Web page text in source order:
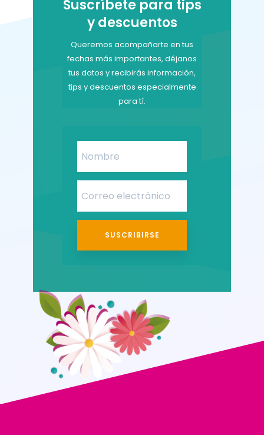
Suscríbete para tips
y descuentos
Queremos acompañarte en tus
fechas más importantes, déjanos
tus datos y recibirás información,
tips y descuentos especialmente
para tí.
SUSCRIBIRSE